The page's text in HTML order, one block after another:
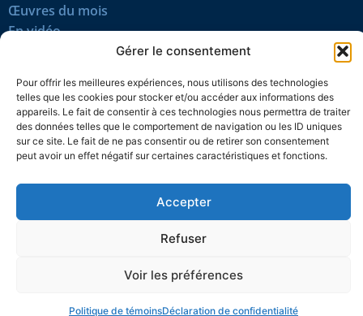
Gérer le consentement
Pour offrir les meilleures expériences, nous utilisons des technologies
telles que les cookies pour stocker et/ou accéder aux informations des
appareils. Le fait de consentir à ces technologies nous permettra de traiter
des données telles que le comportement de navigation ou les ID uniques
sur ce site. Le fait de ne pas consentir ou de retirer son consentement
peut avoir un effet négatif sur certaines caractéristiques et fonctions.
Accepter
Refuser
Voir les préférences
Politique de témoinsDéclaration de confidentialité
Œuvres du mois
En vidéo
SUIVEZ-NOUS
© 2026 L’Action nationale